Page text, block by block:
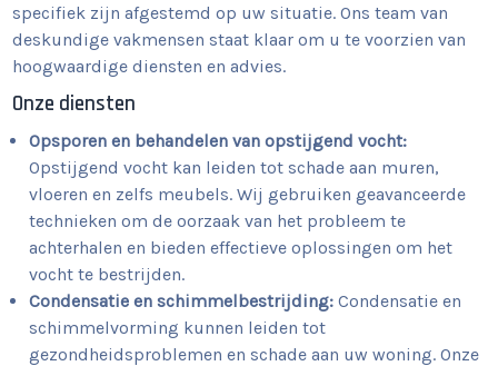
specifiek zijn afgestemd op uw situatie. Ons team van
deskundige vakmensen staat klaar om u te voorzien van
hoogwaardige diensten en advies.
Onze diensten
Opsporen en behandelen van opstijgend vocht:
Opstijgend vocht kan leiden tot schade aan muren,
vloeren en zelfs meubels. Wij gebruiken geavanceerde
technieken om de oorzaak van het probleem te
achterhalen en bieden effectieve oplossingen om het
vocht te bestrijden.
Condensatie en schimmelbestrijding: Condensatie en
schimmelvorming kunnen leiden tot
gezondheidsproblemen en schade aan uw woning. Onze